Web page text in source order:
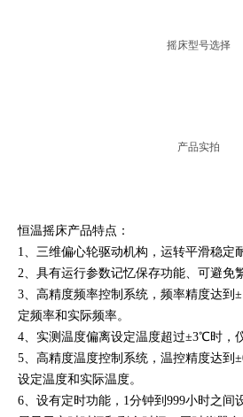
摇床型号选择
产品实拍
恒温摇床产品特点：
1、三维偏心轮驱动机构，运转平滑稳定
2、具有运行参数记忆保存功能、可避免
3、高精度频率控制系统，频率精度达到
定频率和实际频率。
4、实测温度偏离设定温度超过±3℃时，
5、高精度温度控制系统，温控精度达到
设定温度和实际温度。
6、设有定时功能，1分钟到999小时之间